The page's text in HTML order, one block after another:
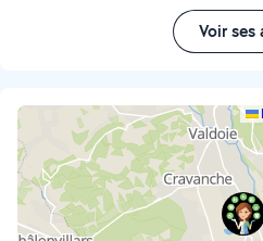
Voir ses